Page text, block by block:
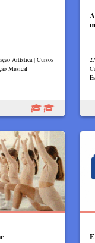
Artística | Cursos
Musical